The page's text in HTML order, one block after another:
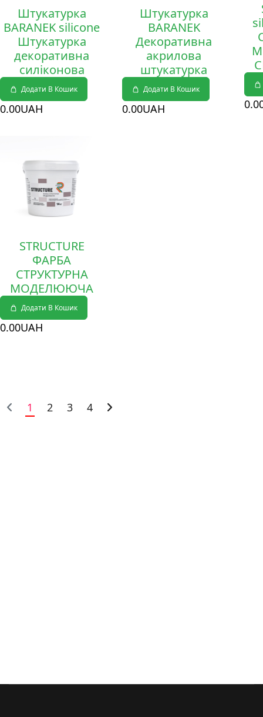
Штукатурка
BARANEK silicone
Штукатурка
декоративна
силіконова
Додати В Кошик
0.00UAH
Штукатурка
BARANEK
Декоративна
акрилова
штукатурка
Додати В Кошик
0.00UAH 0
STRUCTURE
ФАРБА
СТРУКТУРНА
МОДЕЛЮЮЧА
Додати В Кошик
0.00UAH
1 2 3 4